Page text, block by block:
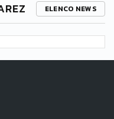
ELENCO NEWS